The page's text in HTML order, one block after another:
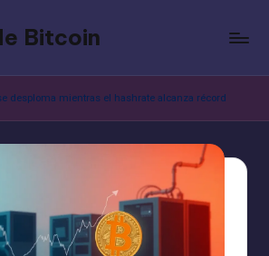
Bitcoin
desploma mientras el hashrate alcanza récord